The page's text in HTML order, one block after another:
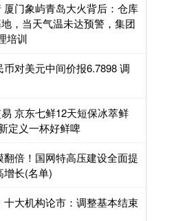
厦门象屿青岛大火背后：仓库
，当天气温未达预警，集团
培训
对美元中间价报6.7898 调
京东七鲜12天短保冰萃鲜
定义一杯好鲜啤
倍！国网特高压建设全面提
增长(名单)
大机构论市：调整基本结束